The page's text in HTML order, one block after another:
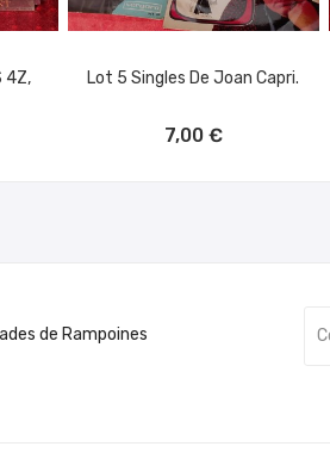
4Z,
Lot 5 Singles De Joan Capri.
7,00 €
de Rampoines